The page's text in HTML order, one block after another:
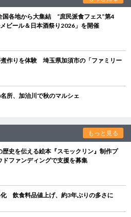
国各地から大集結 “庶民派食フェス”第4
ビール＆日本酒祭り2026」を開催
作りを体験 埼玉県加須市の「ファミリー
所、加治川で秋のマルシェ
もっと見る
歴史を伝える絵本『スモックリン』制作プ
ファンディングで支援を募集
化 飲食料品値上げ、約3年ぶりの多さに